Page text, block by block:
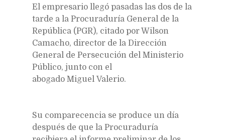
El empresario llegó pasadas las dos de la
tarde a la Procuraduría General de la
República (PGR), citado por Wilson
Camacho, director de la Dirección
General de Persecución del Ministerio
Público, junto con el
abogado Miguel Valerio.
Su comparecencia se produce un día
después de que la Procuraduría